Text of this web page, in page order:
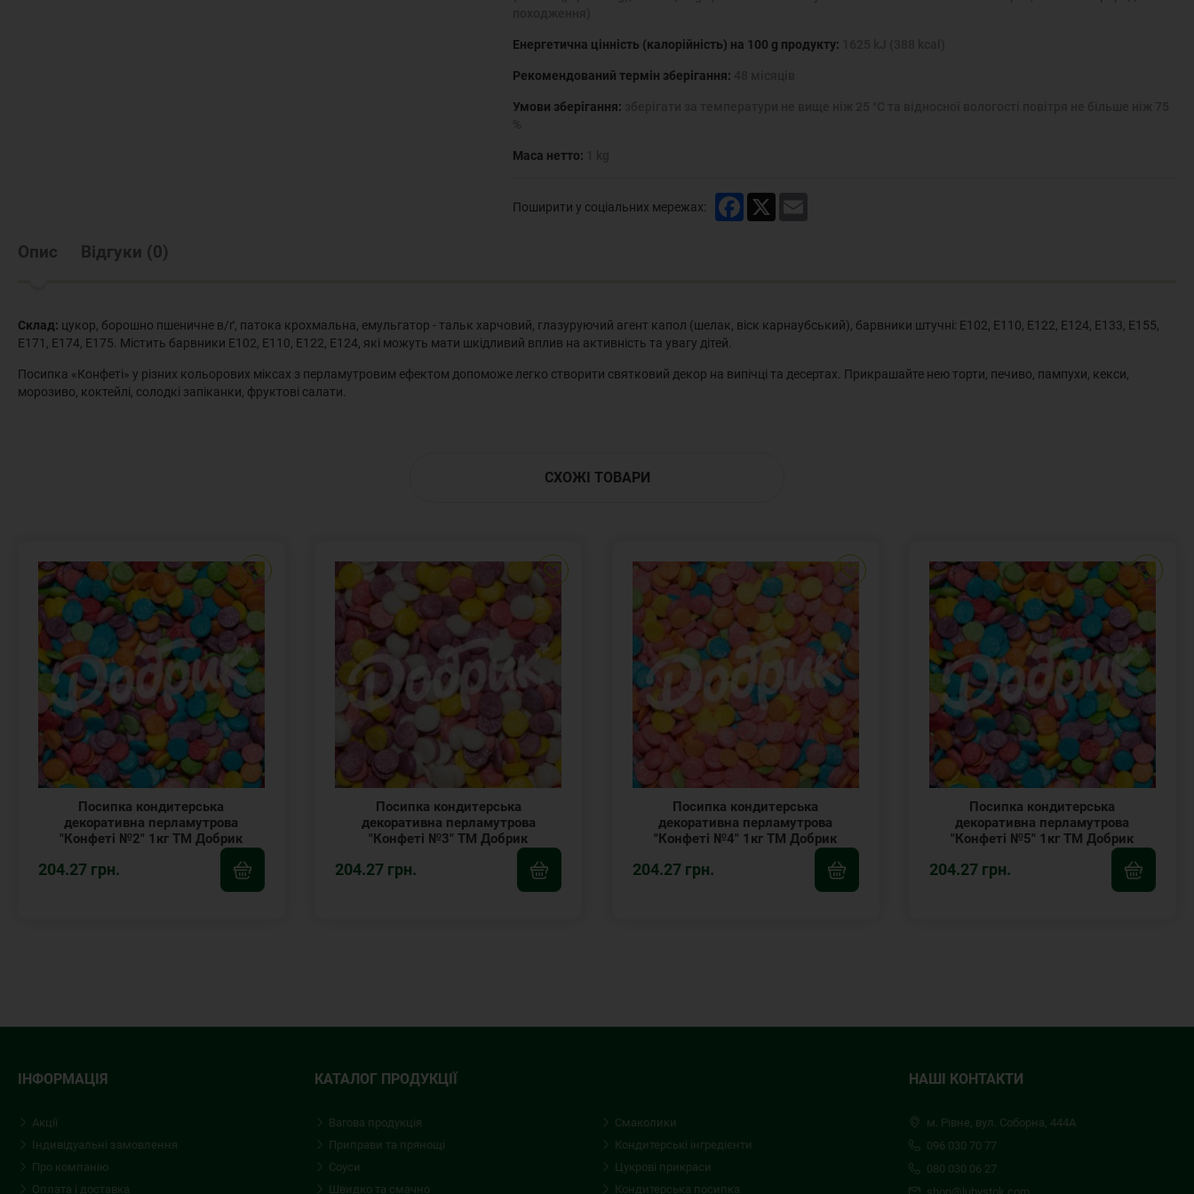
Енергетична цінність (калорійність) на 100 g продукту:
Рекомендований термін зберігання:
Умови зберігання:
Маса нетто:
Поширити у соціальних мережах: Facebook
Опис Відгуки (0)
Склад: цукор, борошно пшеничне в/ґ, патока крохмальна, емульгатор - тальк харчовий, глазуруючий агент капол (шелак, віск карнаубський), барвники штучні: Е102, Е110, Е122, Е124, Е133, Е155,
Е171, Е174, Е175. Містить барвники Е102, Е110, Е122, Е124, які можуть мати шкідливий вплив на активність та увагу дітей.
Посипка «Конфеті» у різних кольорових міксах з перламутровим ефектом допоможе легко створити святковий декор на випічці та десертах. Прикрашайте нею торти, печиво, пампухи, кекси,
морозиво, коктейлі, солодкі запіканки, фруктові салати.
СХОЖІ ТОВАРИ
Посипка кондитерська
декоративна перламутрова
"Конфеті №2" 1кг ТМ Добрик
204.27 грн.
Посипка кондитерська
декоративна перламутрова
"Конфеті №3" ТМ Добрик
204.27 грн.
Посипка кондитерська
декоративна перламутрова
"Конфеті №4" 1кг ТМ Добрик
204.27 грн.
Посипка кондитерська
декоративна перламутрова
"Конфеті №5" 1кг ТМ Добрик
204.27 грн.
ІНФОРМАЦІЯ
Акції
Індивідуальні замовлення
Про компанію
Оплата і доставка
КАТАЛОГ ПРОДУКЦІЇ
Вагова продукція
Приправи та прянощі
Соуси
Швидко та смачно
Смаколики
Кондитерські iнгредієнти
Цукрові прикраси
Кондитерська посипка
НАШІ КОНТАКТИ
м. Рівне, вул. Соборна, 444А
096 030 70 77
080 030 06 27